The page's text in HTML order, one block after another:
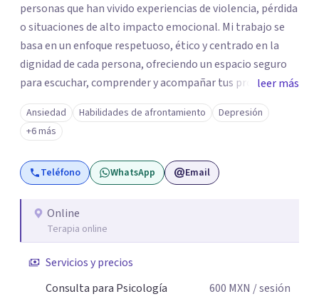
personas que han vivido experiencias de violencia, pérdida
o situaciones de alto impacto emocional. Mi trabajo se
basa en un enfoque respetuoso, ético y centrado en la
dignidad de cada persona, ofreciendo un espacio seguro
para escuchar, comprender y acompañar tus procesos
emocionales a tu propio ritmo. Creo firmemente en la
importancia de construir juntos herramientas que
fortalezcan el bienestar, la autonomía y el sentido de
vida. Será un gusto acompañarte en este proceso. Quedo
atento para resolver cualquier duda y acordar una cita. Un
leer más
Ansiedad Habilidades de afrontamiento
Depresión
+6 más
Teléfono WhatsApp Email
Online
Terapia online
Servicios y precios
Consulta para Psicología
600 MXN / sesión